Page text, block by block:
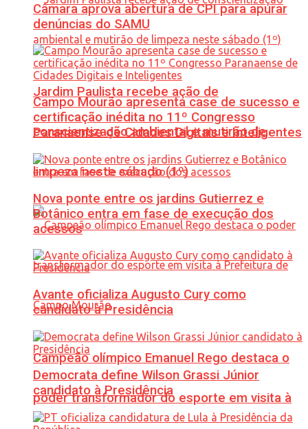
Jardim Paulista recebe ação de
conscientização ambiental e mutirão de
limpeza neste sábado (1º)
Campeão olímpico Emanuel Rego destaca o
poder transformador do esporte em visita à
Câmara aprova abertura de CPI para apurar
denúncias do SAMU
Campo Mourão apresenta case de sucesso e
certificação inédita no 11º Congresso
Paranaense de Cidades Digitais e Inteligentes
Nova ponte entre os jardins Gutierrez e
Botânico entra em fase de execução dos
acessos
Avante oficializa Augusto Cury como
candidato à Presidência
Democrata define Wilson Grassi Júnior
candidato à Presidência